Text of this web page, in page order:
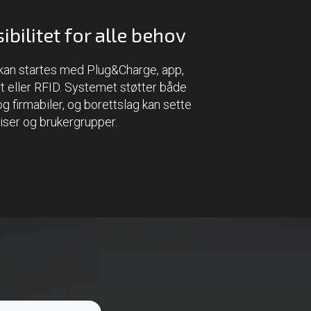
for alle behov
startes med Plug&Charge, app,
eller RFID. Systemet støtter både
firmabiler, og borettslag kan sette
og brukergrupper.